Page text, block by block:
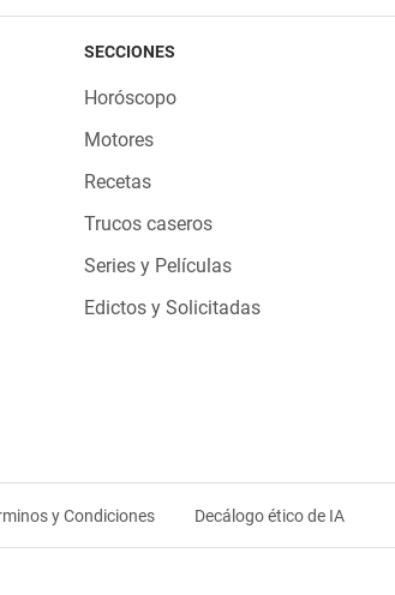
SECCIONES
Horóscopo
Motores
Recetas
Trucos caseros
Series y Películas
Edictos y Solicitadas
y Condiciones Decálogo ético de IA